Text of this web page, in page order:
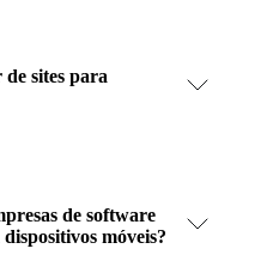
sites para
de software
móveis?